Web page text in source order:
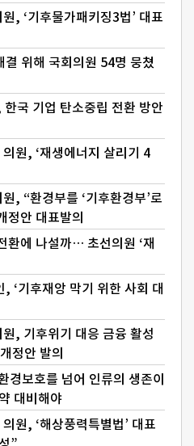
, ‘기후물가패키징3법’ 대표
결 위해 국회의원 54명 뭉쳤
국 기업 탄소중립 전환 방안
원, ‘재생에너지 살리기 4
, “환경부를 ‘기후환경부’로
정안 대표발의
환에 나설까… 초선의원 ‘재
‘기후재앙 막기 위한 사회 대
, 기후위기 대응 금융 활성
정안 발의
경보호를 넘어 인류의 생존이
대비해야
원, ‘해상풍력특별법’ 대표